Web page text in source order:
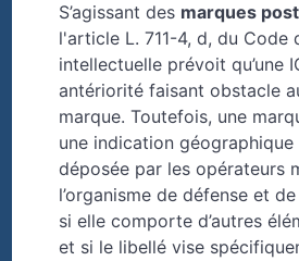
S’agissant des marques
l'article L. 711-4, d, du Code
intellectuelle prévoit qu’une
antériorité faisant obstacle
marque. Toutefois, une
une indication
déposée par les opérateurs
l’organisme de défense et
si elle comporte d’autres
et si le libellé vise